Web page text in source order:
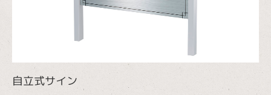
自立式サイン